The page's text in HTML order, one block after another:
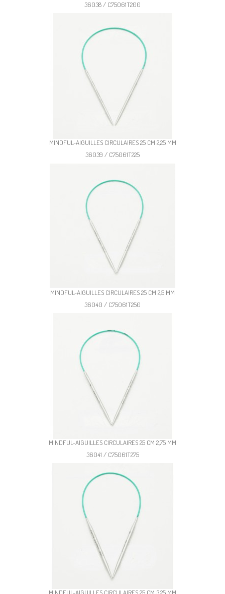
36038 / C75061T200
MINDFUL-AIGUILLES CIRCULAIRES 25 CM 2,25 MM
36039 / C75061T225
MINDFUL-AIGUILLES CIRCULAIRES 25 CM 2,5 MM
36040 / C75061T250
MINDFUL-AIGUILLES CIRCULAIRES 25 CM 2,75 MM
36041 / C75061T275